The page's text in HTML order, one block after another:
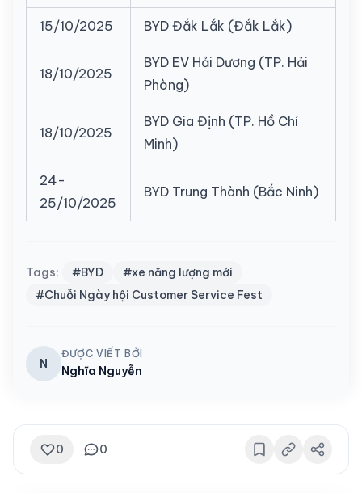
15/10/2025 BYD Đắk Lắk (Đắk Lắk)
18/10/2025
BYD EV Hải Dương (TP. Hải
Phòng)
18/10/2025
BYD Gia Định (TP. Hồ Chí
Minh)
24-
25/10/2025
BYD Trung Thành (Bắc Ninh)
Tags: #BYD
#xe năng lượng mới
#Chuỗi Ngày hội Customer Service Fest
N
ĐƯỢC VIẾT BỞI
Nghĩa Nguyễn
0 0